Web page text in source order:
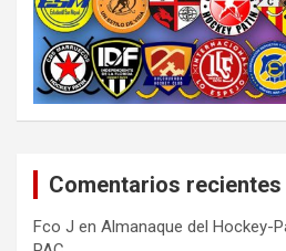
Comentarios recientes
Fco J en Almanaque del Hockey-